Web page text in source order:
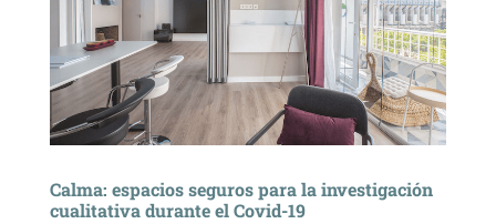
Calma: espacios seguros para la investigación
cualitativa durante el Covid-19